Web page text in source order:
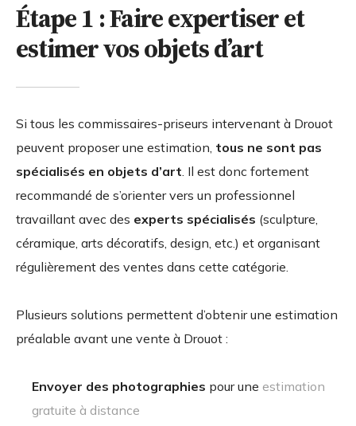
Étape 1 : Faire expertiser et
estimer vos objets d’art
Si tous les commissaires-priseurs intervenant à Drouot
peuvent proposer une estimation, tous ne sont pas
spécialisés en objets d’art. Il est donc fortement
recommandé de s’orienter vers un professionnel
travaillant avec des experts spécialisés (sculpture,
céramique, arts décoratifs, design, etc.) et organisant
régulièrement des ventes dans cette catégorie.
Plusieurs solutions permettent d’obtenir une estimation
préalable avant une vente à Drouot :
Envoyer des photographies pour une estimation
gratuite à distance